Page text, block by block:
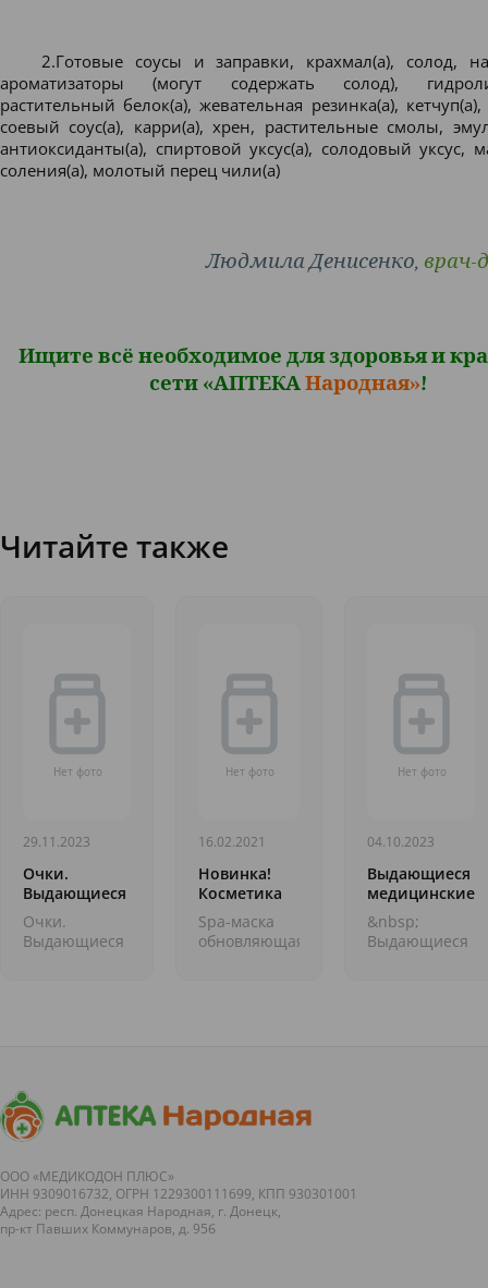
2.Готовые соусы и заправки, крахмал(а), солод,
ароматизаторы (могут содержать солод),
растительный белок(а), жевательная резинка(а), кетчуп(а),
соевый соус(а), карри(а), хрен, растительные смолы,
антиоксиданты(а), спиртовой уксус(а), солодовый уксус,
соления(а), молотый перец чили(а)
Людмила Денисенко, врач-
Ищите всё необходимое для здоровья и
сети «АПТЕКАНародная»!
Читайте также
29.11.2023
Очки.
Выдающиеся
медицинские
открытия
Очки.
Выдающиеся
открытиях в
медицине,
перевер...
16.02.2021
Новинка!
Косметика
KORA.Зрелая
кожа
Spa-маска
обновляющая
типа. Она
деликат...
04.10.2023
Выдающиеся
медицинские
открытия.
Вакцины
&nbsp;
Выдающиеся
ООО «МЕДИКОДОН ПЛЮС»
ИНН 9309016732, ОГРН 1229300111699, КПП 930301001
Адрес: респ. Донецкая Народная, г. Донецк,
пр-кт Павших Коммунаров, д. 95б